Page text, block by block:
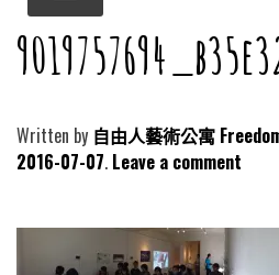
Written by 自由人藝術公寓
2016-07-07 Leave a comment